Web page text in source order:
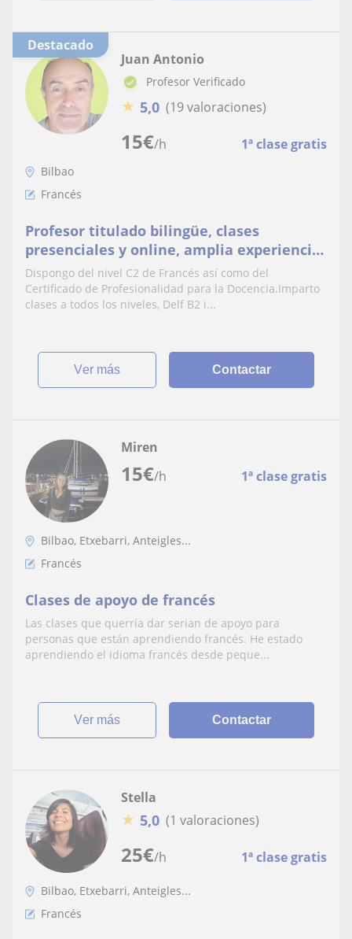
Destacado
15€/h 1ª clase gratis
Juan Antonio
Profesor Verificado
★ 5,0 (19 valoraciones)
Bilbao
Francés
Profesor titulado bilingüe, clases
presenciales y online, amplia experiencia,
muy buenos resultados , imparte clases
particulares
Dispongo del nivel C2 de Francés así como del
Certificado de Profesionalidad para la Docencia.Imparto
clases a todos los niveles, Delf B2 i...
ver más Contactar
15€/h 1ª clase gratis
Miren
Bilbao, Etxebarri, Anteigles...
Francés
Clases de apoyo de francés
Las clases que querría dar serian de apoyo para
personas que están aprendiendo francés. He estado
aprendiendo el idioma francés desde peque...
ver más Contactar
25€/h 1ª clase gratis
Stella
★ 5,0 (1 valoraciones)
Bilbao, Etxebarri, Anteigles...
Francés